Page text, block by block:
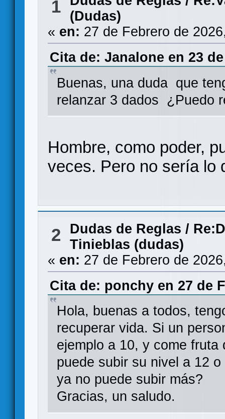
1
(Dudas)
« en: 27 de Febrero de
Cita de: Janalone en 23
Buenas, una duda que
relanzar 3 dados ¿Puedo
Hombre, como poder,
veces. Pero no sería lo
2 Dudas de Reglas /
Tinieblas (dudas)
« en: 27 de Febrero de
Cita de: ponchy en 27 de
Hola, buenas a todos,
recuperar vida. Si un
ejemplo a 10, y come
puede subir su nivel a 12
ya no puede subir más?
Gracias, un saludo.